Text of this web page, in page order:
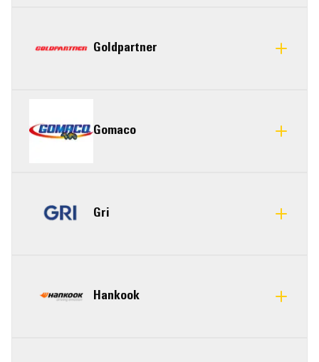
Goldpartner
Gomaco
Gri
Hankook